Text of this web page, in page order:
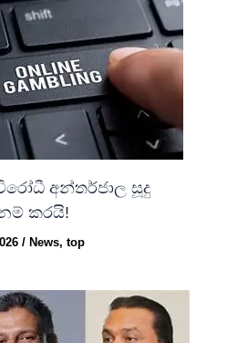
අන්තර්ජාල සූදු
කරයි!
/ News,top